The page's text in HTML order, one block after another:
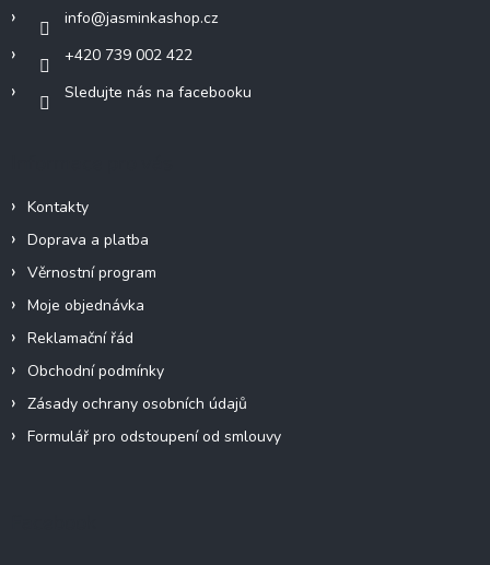
info@jasminkashop.cz
+420 739 002 422
Sledujte nás na facebooku
Kontakty
Doprava a platba
Věrnostní program
Moje objednávka
Reklamační řád
Obchodní podmínky
Zásady ochrany osobních údajů
Formulář pro odstoupení od smlouvy